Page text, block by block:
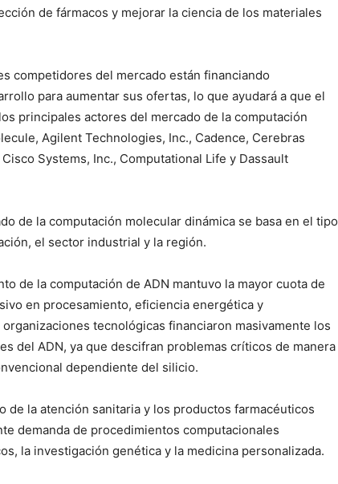
de fármacos y mejorar la ciencia de los materiales
competidores del mercado están financiando
para aumentar sus ofertas, lo que ayudará a que el
principales actores del mercado de la computación
Agilent Technologies, Inc., Cadence, Cerebras
Systems, Inc., Computational Life y Dassault
de la computación molecular dinámica se basa en el tipo
el sector industrial y la región.
de la computación de ADN mantuvo la mayor cuota de
en procesamiento, eficiencia energética y
tecnológicas financiaron masivamente los
del ADN, ya que descifran problemas críticos de manera
dependiente del silicio.
de la atención sanitaria y los productos farmacéuticos
demanda de procedimientos computacionales
la investigación genética y la medicina personalizada.